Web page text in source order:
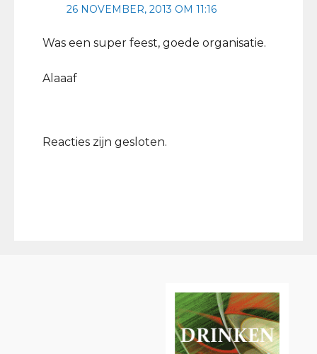
26 NOVEMBER, 2013 OM 11:16
Was een super feest, goede organisatie.
Alaaaf
Reacties zijn gesloten.